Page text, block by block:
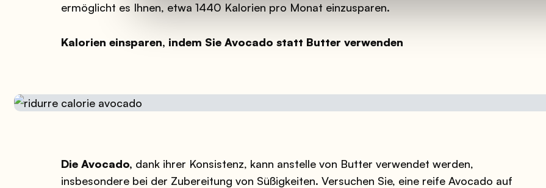
ermöglicht es Ihnen, etwa 1440 Kalorien pro Monat einzusparen.
Kalorien einsparen, indem Sie Avocado statt Butter verwenden
Die Avocado, dank ihrer Konsistenz, kann anstelle von Butter verwendet werden,
insbesondere bei der Zubereitung von Süßigkeiten. Versuchen Sie, eine reife Avocado auf